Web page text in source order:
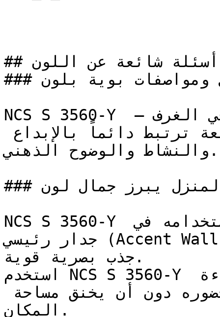
## أسئلة شائعة عن اللون
### ما هي تفاصيل ومواصفات بوية بلون NCS S 3560-Y؟
NCS S 3560-Y هو الأصفر الذي يبث الحيوية في الغرف —
والنشاط والوضوح الذهني.
### في أي زوايا المنزل يبرز جمال لون NCS S 3560-Y؟
NCS S 3560-Y يحقق أقصى فعالية له عند استخدامه في
جدار رئيسي (Accent Wall) للمساحات التي تتطلب نقطة
جذب بصرية قوية.
استخدم NCS S 3560-Y في الغرف المدمجة ذات الإضاءة
المكان.